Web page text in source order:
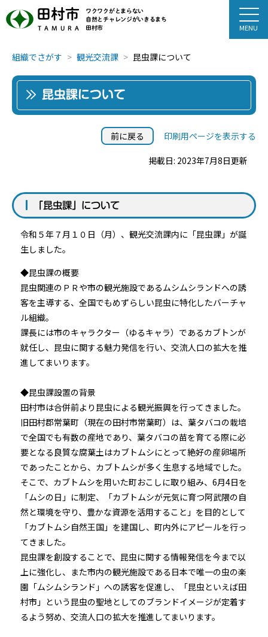
田村市
TAMURA
ワクワクがとまらない
自然とチャレンジがいきるまち
田村市
組織でさがす 観光交流課 昆虫課について
昆虫課について
前に戻る 印刷用ページを表示する
掲載日: 2023年7月8日更新
「昆虫課」について
令和５年７月１０日（月）、観光交流課内に「昆虫課」が誕
生しました。
◆昆虫課の概要
昆虫関連のＰＲや市の観光施設であるムシムシランドへの誘
客を主導する、全国でもめずらしい昆虫に特化したバーチャ
ル組織。
課長には市のキャラクター（ゆるキャラ）であるカブトンが
就任し、昆虫に関する魅力発信を行い、交流人口の拡大を推
進してまいります。
◆昆虫課設置の背景
田村市は合併前より昆虫による観光振興を行ってきました。
旧田村郡常葉町（現在の田村市常葉町）は、葉タバコの栽培
で全国でも有数の産地であり、葉タバコの苗を育てる際に必
要となる良質な腐葉土はカブトムシにとって絶好の産卵場所
であったことから、カブトムシが多く生息する地域でした。
そこで、カブトムシを用いた町おこしに取り組み、6月4日を
「ムシの日」に制定、「カブトムシが元気に育つ阿武隈の自
然と環境を守り、豊かな資源を活用すること」を目的として
「カブトムシ自然王国」を建国し、町内外にアピールを行っ
てきました。
昆虫課を創設することで、昆虫に関する情報発信を今まで以
上に強化し、また市内の観光施設である日本で唯一の虫の楽
園「ムシムシランド」への誘客を促進し、「昆虫といえば田
村市」という昆虫の聖地としてのブランドイメージが定着す
るよう努め、交流人口の拡大を推進してまいります。